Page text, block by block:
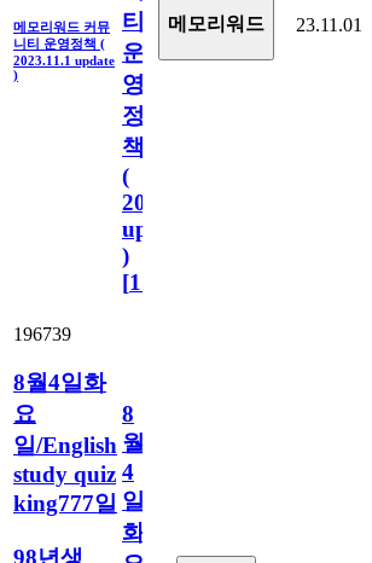
메모리워드 커뮤
니티 운영정책 (
2023.11.1 update
)
티
운
영
정
책
(
2023.11.1
update
)
[110
메모리워드 23.11.01
196739
8월4일화
요
일/English
study quiz
king777일
98년생
8
월
4
일
화